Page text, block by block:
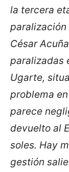
la tercera
paralización
César
paralizadas
Ugarte,
problema
parece
devuelto al
soles. Hay
gestión